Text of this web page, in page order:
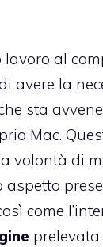
al
avere la
sta
Mac.
volontà di
aspetto
come